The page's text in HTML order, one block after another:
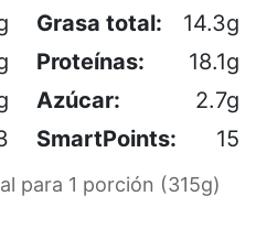
Grasa total:
14.3g
Proteínas:
18.1g
Azúcar:
2.7g
SmartPoints: 15
para 1 porción (315g)